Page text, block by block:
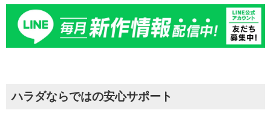
ハラダならではの安心サポート